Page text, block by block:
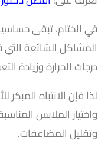
في الختام، تبقى
المشاكل الشائعة التي
درجات الحرارة وزيادة
لذا فإن الانتباه
واختيار الملابس
وتقليل المضاعفات.